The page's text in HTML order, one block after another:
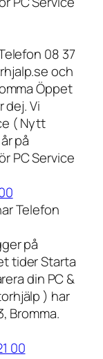
08 37
och
Öppet
dej. Vi
( Nytt
på
PC Service
Telefon
på
tider Starta
din PC &
) har
Bromma.
00